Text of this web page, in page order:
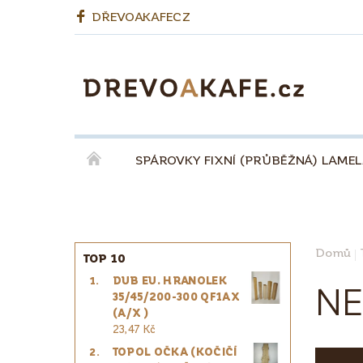
DŘEVOAKAFECZ
SPÁROVKY FIXNÍ (PRŮBĚŽNÁ)
KÁVA QUINTA ŘEZIVO ESPRESSO 100% -
PRO ŘEMESLNÍKY PRO DESIGNÉRY
TOP 10
DUB EU. HRANOLEK
35/45/200-300 QF1AX
(A/X )
23,47 Kč
TOPOL OČKA (KOČIČÍ
Domů